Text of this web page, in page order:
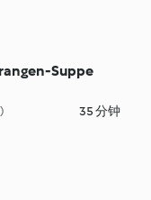
Suppe
35 分钟